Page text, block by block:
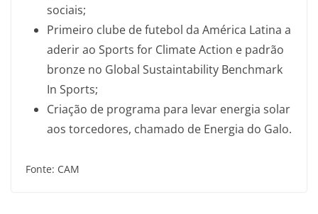
sociais;
Primeiro clube de futebol da América Latina a
aderir ao Sports for Climate Action e padrão
bronze no Global Sustaintability Benchmark
In Sports;
Criação de programa para levar energia solar
aos torcedores, chamado de Energia do Galo.
Fonte: CAM